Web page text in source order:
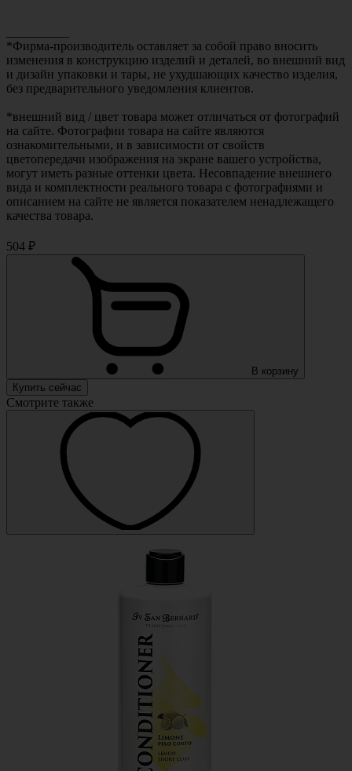
*Фирма-производитель оставляет за собой право вносить
изменения в конструкцию изделий и деталей, во внешний вид
и дизайн упаковки и тары, не ухудшающих качество изделия,
без предварительного уведомления клиентов.
*внешний вид / цвет товара может отличаться от фотографий
на сайте. Фотографии товара на сайте являются
ознакомительными, и в зависимости от свойств
цветопередачи изображения на экране вашего устройства,
могут иметь разные оттенки цвета. Несовпадение внешнего
вида и комплектности реального товара с фотографиями и
описанием на сайте не является показателем ненадлежащего
качества товара.
504 ₽
В корзину
Купить сейчас
Смотрите также